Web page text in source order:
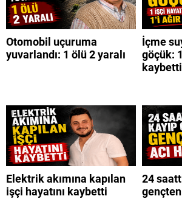
Otomobil uçuruma
yuvarlandı: 1 ölü 2 yaralı
İçme
göçük:
kaybetti
Elektrik akımına kapılan
işçi hayatını kaybetti
24